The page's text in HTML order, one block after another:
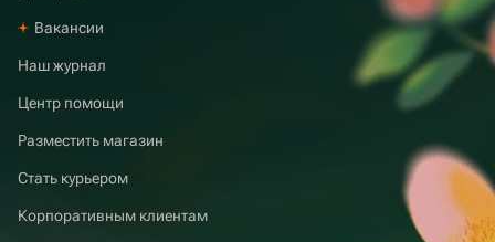
Вакансии
Наш журнал
Центр помощи
Разместить магазин
Стать курьером
Корпоративным клиентам